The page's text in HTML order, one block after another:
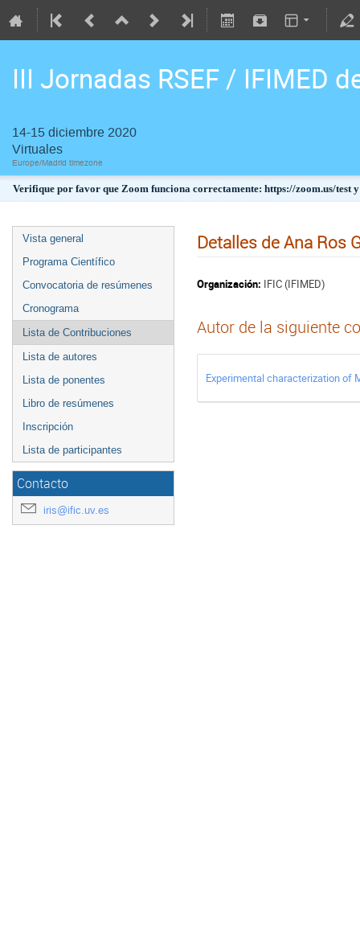
III Jornadas RSEF / IFIMED
14-15 diciembre 2020
Virtuales
Europe/Madrid timezone
Verifique por favor que Zoom funciona correctamente: https://zoom.us/test
Vista general
Programa Científico
Convocatoria de resúmenes
Cronograma
Lista de Contribuciones
Lista de autores
Lista de ponentes
Libro de resúmenes
Inscripción
Lista de participantes
Contacto
iris@ific.uv.es
Detalles de Ana Ros
Organización: IFIC (IFIMED)
Autor de la siguiente
Experimental characterization of